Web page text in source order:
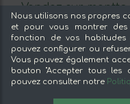
2,12 €
Vendez sur mentta
Loyauté
Foire aux questions
Légal
Nous utilisons nos propres
et pour vous montrer
fonction de vos
pouvez configurer ou
Vous pouvez également
bouton "Accepter tous les
pouvez consulter notre